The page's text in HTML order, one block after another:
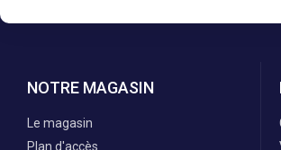
NOTRE MAGASIN
Le magasin
Plan d'accès